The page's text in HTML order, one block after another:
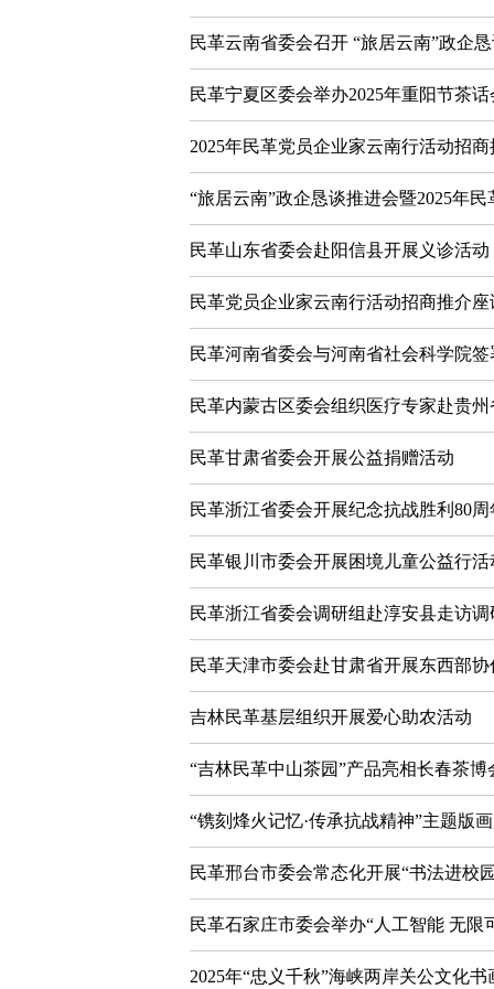
民革云南省委会召开 “旅居云南”政企
民革宁夏区委会举办2025年重阳节茶话
2025年民革党员企业家云南行活动招
“旅居云南”政企恳谈推进会暨2025年
民革山东省委会赴阳信县开展义诊活动
民革党员企业家云南行活动招商推介
民革河南省委会与河南省社会科学院
民革内蒙古区委会组织医疗专家赴贵
民革甘肃省委会开展公益捐赠活动
民革浙江省委会开展纪念抗战胜利80
民革银川市委会开展困境儿童公益行活
民革浙江省委会调研组赴淳安县走访调
民革天津市委会赴甘肃省开展东西部
吉林民革基层组织开展爱心助农活动
“吉林民革中山茶园”产品亮相长春茶博
“镌刻烽火记忆·传承抗战精神”主题版
民革邢台市委会常态化开展“书法进校
民革石家庄市委会举办“人工智能 无限
2025年“忠义千秋”海峡两岸关公文化